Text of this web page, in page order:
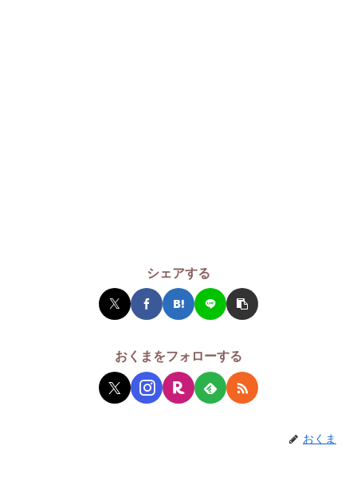
シェアする
おくまをフォローする
おくま